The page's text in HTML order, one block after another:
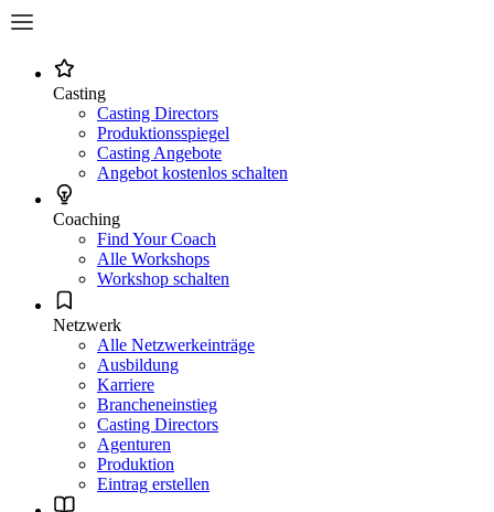
Casting
Casting Directors
Produktionsspiegel
Casting Angebote
Angebot kostenlos schalten
Coaching
Find Your Coach
Alle Workshops
Workshop schalten
Netzwerk
Alle Netzwerkeinträge
Ausbildung
Karriere
Brancheneinstieg
Casting Directors
Agenturen
Produktion
Eintrag erstellen